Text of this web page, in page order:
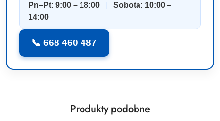
Pn–Pt: 9:00 – 18:00
Sobota: 10:00 –
14:00
📞 668 460 487
Pomiń karuzelę produktów
Produkty
Produkty podobne